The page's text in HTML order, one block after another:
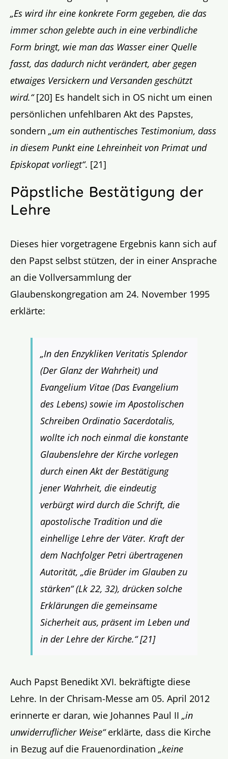
„Es wird ihr eine konkrete Form gegeben, die das
immer schon gelebte auch in eine verbindliche
Form bringt, wie man das Wasser einer Quelle
fasst, das dadurch nicht verändert, aber gegen
etwaiges Versickern und Versanden geschützt
wird.“[20] Es handelt sich in OS nicht um einen
persönlichen unfehlbaren Akt des Papstes,
sondern „um ein authentisches Testimonium, dass
in diesem Punkt eine Lehreinheit von Primat und
Episkopat vorliegt“. [21]
Päpstliche Bestätigung der
Lehre
Dieses hier vorgetragene Ergebnis kann sich auf
den Papst selbst stützen, der in einer Ansprache
an die Vollversammlung der
Glaubenskongregation am 24. November 1995
erklärte:
„In den Enzykliken Veritatis Splendor
(Der Glanz der Wahrheit) und
Evangelium Vitae (Das Evangelium
des Lebens) sowie im Apostolischen
Schreiben Ordinatio Sacerdotalis,
wollte ich noch einmal die konstante
Glaubenslehre der Kirche vorlegen
durch einen Akt der Bestätigung
jener Wahrheit, die eindeutig
verbürgt wird durch die Schrift, die
apostolische Tradition und die
einhellige Lehre der Väter. Kraft der
dem Nachfolger Petri übertragenen
Autorität, „die Brüder im Glauben zu
stärken“ (Lk 22, 32), drücken solche
Erklärungen die gemeinsame
Sicherheit aus, präsent im Leben und
in der Lehre der Kirche.“[21]
Auch Papst Benedikt XVI. bekräftigte diese
Lehre. In der Chrisam-Messe am 05. April 2012
erinnerte er daran, wie Johannes Paul II „in
unwiderruflicher Weise“erklärte, dass die Kirche
in Bezug auf die Frauenordination „keine